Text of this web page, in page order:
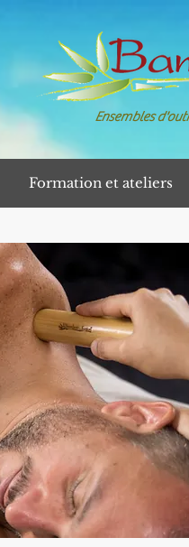
Ensembles
Formation et ateliers